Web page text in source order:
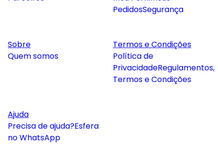
PedidosSegurança
Sobre
Quem somos
Termos e Condições
Política de
PrivacidadeRegulamentos,
Termos e Condições
Ajuda
Precisa de ajuda?Esfera
no WhatsApp